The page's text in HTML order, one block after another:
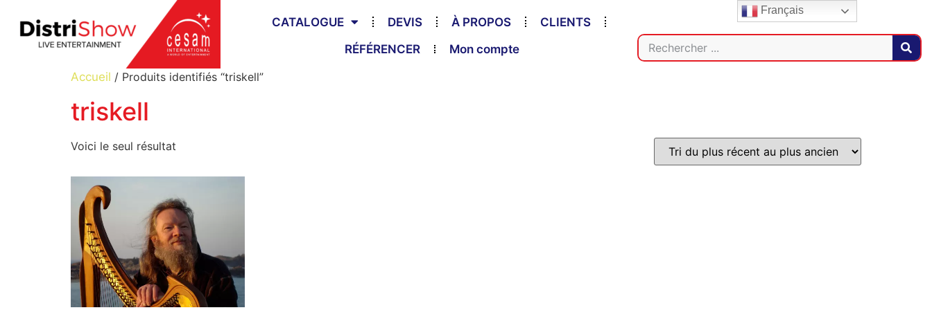
CATALOGUE DEVIS À PROPOS
CLIENTS
RÉFÉRENCER
Mon compte
Accueil / Produits identifiés “triskell”
triskell
Voici le seul résultat
Français